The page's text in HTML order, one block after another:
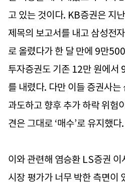
고 있는 것이다. KB증권은 지
제목의 보고서를 내고 삼성전
로 올렸다가 한 달 만에 9만
투자증권도 기존 12만 원에서
를 내렸다. 다만 이들 증권사는
과도하고 향후 추가 하락 위험
견은 그대로 ‘매수’로 유지했다.
이와 관련해 염승환 LS증권
시장 평가가 너무 박한 측면이